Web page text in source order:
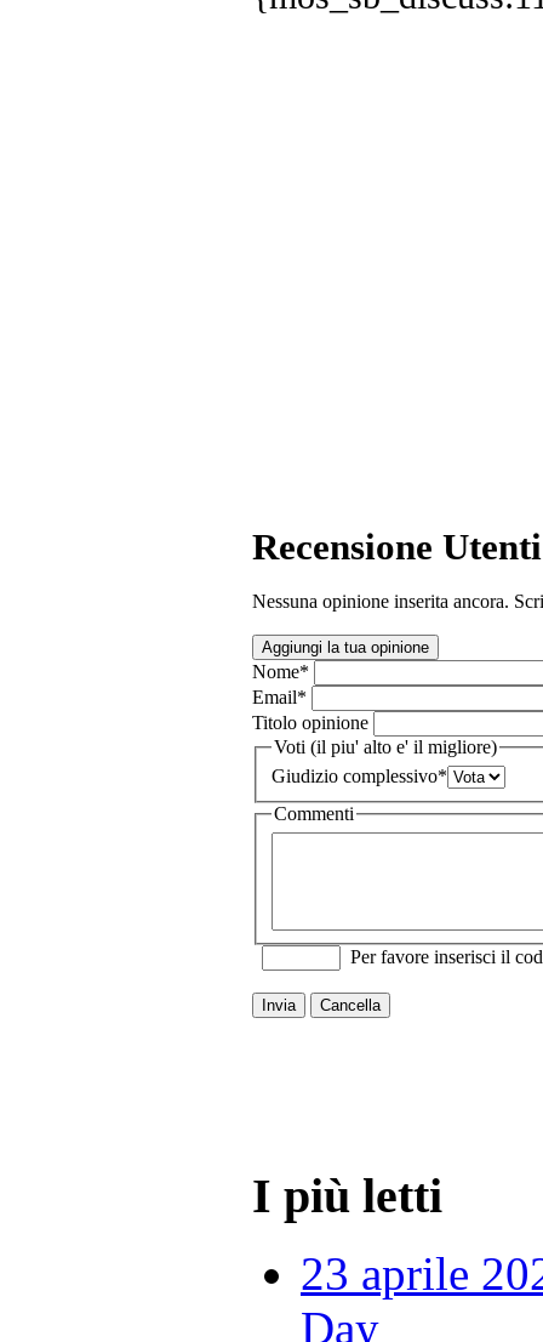
Recensione Utenti
Nessuna opinione inserita ancora.
Aggiungi la tua opinione
Nome*
Email*
Titolo opinione
Voti (il piu' alto e' il migliore)
Giudizio complessivo*
Commenti
Per favore inserisci il
Invia Cancella
I più letti
23 aprile
Day